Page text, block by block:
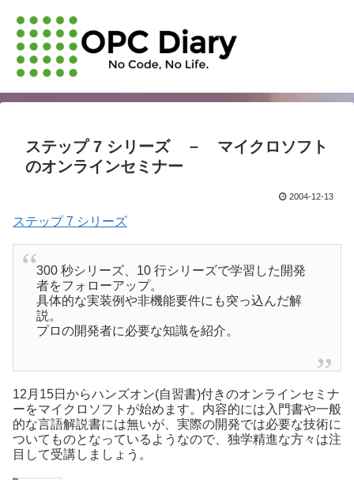
ステップ 7 シリーズ － マイクロソフト
のオンラインセミナー
2004-12-13
ステップ 7 シリーズ
300 秒シリーズ、10 行シリーズで学習した開発
者をフォローアップ。
具体的な実装例や非機能要件にも突っ込んだ解
説。
プロの開発者に必要な知識を紹介。
12月15日からハンズオン(自習書)付きのオンラインセミナ
ーをマイクロソフトが始めます。内容的には入門書や一般
的な言語解説書には無いが、実際の開発では必要な技術に
ついてものとなっているようなので、独学精進な方々は注
目して受講しましょう。